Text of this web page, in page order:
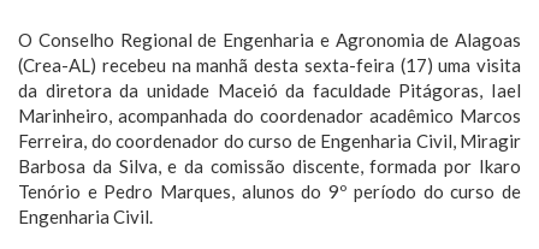
O Conselho Regional de Engenharia e Agronomia de Alagoas
(Crea-AL) recebeu na manhã desta sexta-feira (17) uma visita
da diretora da unidade Maceió da faculdade Pitágoras, Iael
Marinheiro, acompanhada do coordenador acadêmico Marcos
Ferreira, do coordenador do curso de Engenharia Civil, Miragir
Barbosa da Silva, e da comissão discente, formada por Ikaro
Tenório e Pedro Marques, alunos do 9º período do curso de
Engenharia Civil.